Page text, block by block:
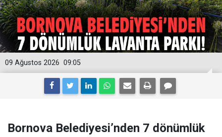
09:05
09 Ağustos 2026
Bornova Belediyesi’nden 7 dönümlük